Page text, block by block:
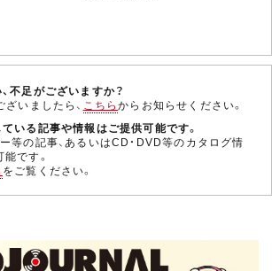
不足がございますか？
いましたら、 こちらからお知らせください。
いる記事や情報はご提供可能です。
等の記事、あるいはCD・DVD等のカタログ情
です。
をご覧ください。